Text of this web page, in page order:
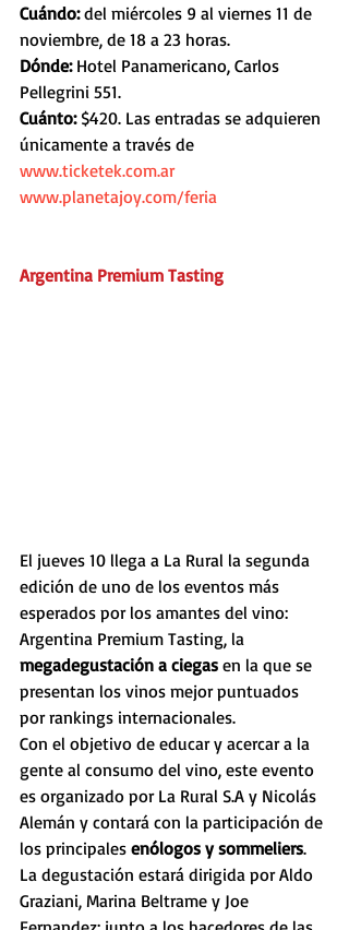
Cuándo: del miércoles 9 al viernes 11 de
noviembre, de 18 a 23 horas.
Dónde: Hotel Panamericano, Carlos
Pellegrini 551.
Cuánto: $420. Las entradas se adquieren
únicamente a través de
www.ticketek.com.ar
www.planetajoy.com/feria
Argentina Premium Tasting
El jueves 10 llega a La Rural la segunda
edición de uno de los eventos más
esperados por los amantes del vino:
Argentina Premium Tasting, la
megadegustación a ciegas en la que se
presentan los vinos mejor puntuados
por rankings internacionales.
Con el objetivo de educar y acercar a la
gente al consumo del vino, este evento
es organizado por La Rural S.A y Nicolás
Alemán y contará con la participación de
los principales enólogos y sommeliers.
La degustación estará dirigida por Aldo
Graziani, Marina Beltrame y Joe